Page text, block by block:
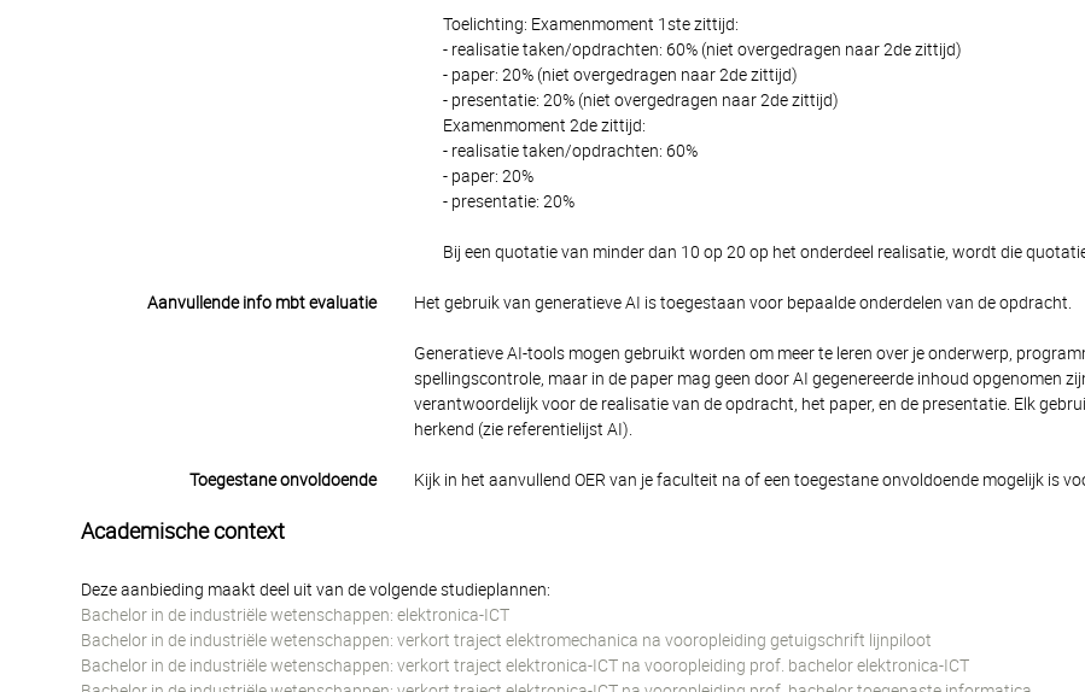
Toelichting: Examenmoment 1ste zittijd:
- realisatie taken/opdrachten: 60% (niet overgedragen naar 2de zittijd)
- paper: 20% (niet overgedragen naar 2de zittijd)
- presentatie: 20% (niet overgedragen naar 2de zittijd)
Examenmoment 2de zittijd:
- realisatie taken/opdrachten: 60%
- paper: 20%
- presentatie: 20%
Bij een quotatie van minder dan 10 op 20 op het onderdeel realisatie, wordt die
Aanvullende info mbt evaluatie Het gebruik van generatieve AI is toegestaan voor bepaalde onderdelen van de opdracht.
Generatieve AI-tools mogen gebruikt worden om meer te leren over je onderwerp,
spellingscontrole, maar in de paper mag geen door AI gegenereerde inhoud opgenomen
verantwoordelijk voor de realisatie van de opdracht, het paper, en de presentatie. Elk
herkend (zie referentielijst AI).
Toegestane onvoldoende Kijk in het aanvullend OER van je faculteit na of een toegestane onvoldoende mogelijk is
Academische context
Deze aanbieding maakt deel uit van de volgende studieplannen:
Bachelor in de industriële wetenschappen: elektronica-ICT
Bachelor in de industriële wetenschappen: verkort traject elektromechanica na vooropleiding getuigschrift lijnpiloot
Bachelor in de industriële wetenschappen: verkort traject elektronica-ICT na vooropleiding prof. bachelor elektronica-ICT